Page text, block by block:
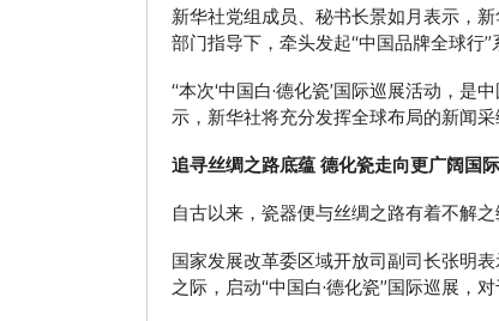
新华社党组成员、秘书长景如月表示，
部门指导下，牵头发起“中国品牌全球行
“本次‘中国白·德化瓷’国际巡展活动，
示，新华社将充分发挥全球布局的新闻
追寻丝绸之路底蕴 德化瓷走向更广阔国
自古以来，瓷器便与丝绸之路有着不解
国家发展改革委区域开放司副司长张明
之际，启动“中国白·德化瓷”国际巡展，